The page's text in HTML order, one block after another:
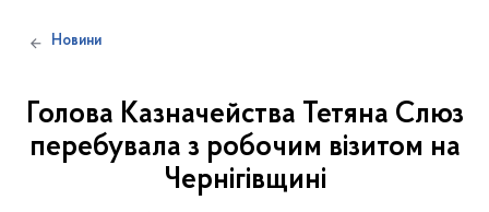
Новини
Голова Казначейства Тетяна Слюз
перебувала з робочим візитом на
Чернігівщині